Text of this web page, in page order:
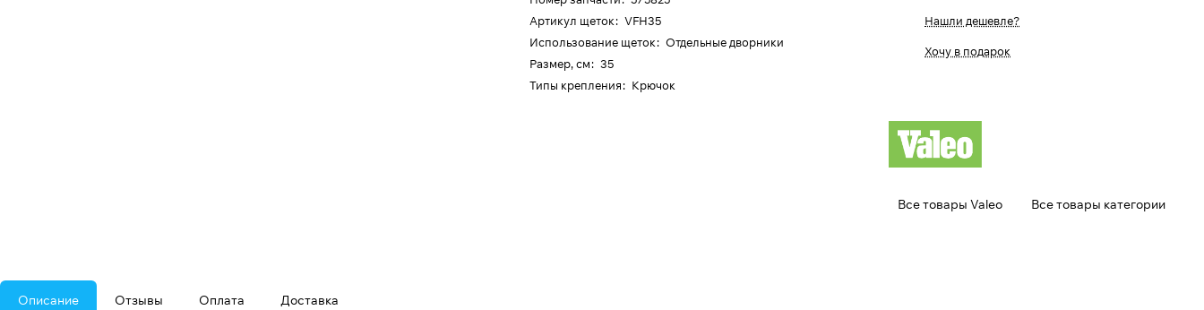
Артикул щеток: VFH35
Использование щеток: Отдельные дворники
Размер, см: 35
Типы крепления: Крючок
Нашли дешевле?
Хочу в подарок
Все товары Valeo Все товары категории
Описание Отзывы Оплата Доставка